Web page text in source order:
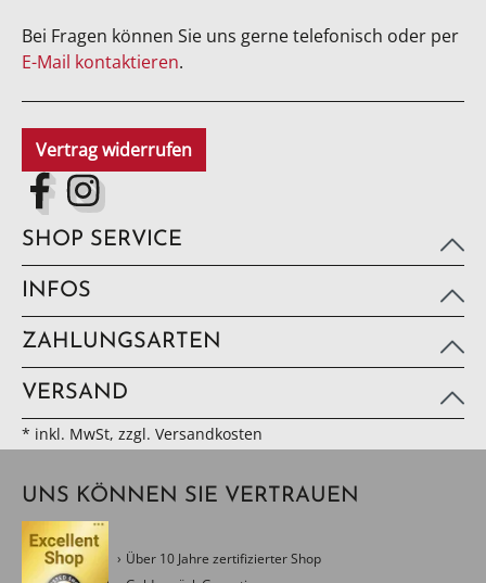
Bei Fragen können Sie uns gerne telefonisch oder per
E-Mail kontaktieren.
Vertrag widerrufen
SHOP SERVICE
INFOS
ZAHLUNGSARTEN
VERSAND
* inkl. MwSt, zzgl. Versandkosten
UNS KÖNNEN SIE VERTRAUEN
Über 10 Jahre zertifizierter Shop